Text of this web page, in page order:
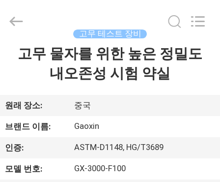
품
우
리
Equipment
Reserved.
Developed
고무 테스트 장비
고무 물자를 위한 높은 정밀도
내오존성 시험 약실
원래 장소: 중국
브랜드 이름: Gaoxin
인증: ASTM-D1148, HG/T3689
모델 번호: GX-3000-F100